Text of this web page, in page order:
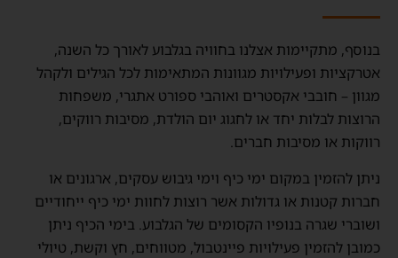
בנוסף, מתקיימות אצלנו בחוויה בגלבוע לאורך כל השנה,
אטרקציות ופעילויות מגוונות המתאימות לכל הגילים ולקהל
מגוון – חובבי אקסטרים ואוהבי ספורט אתגרי, משפחות
הרוצות לבלות יחד או לחגוג יום הולדת, מסיבות רווקים,
רווקות או מסיבות חברים.
ניתן להזמין במקום ימי כיף וימי גיבוש עסקים, ארגונים או
חברות קטנות או גדולות אשר רוצות לחוות ימי כיף ייחודיים
ושוברי שגרה בנופיו הקסומים של הגלבוע. בימי הכיף ניתן
כמובן להזמין פעילויות פיינטבול, מטווחים, חץ וקשת, טיולי